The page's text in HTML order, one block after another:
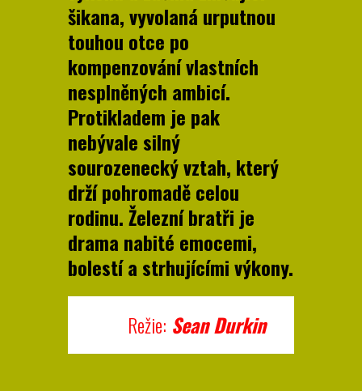
šikana, vyvolaná urputnou
touhou otce po
kompenzování vlastních
nesplněných ambicí.
Protikladem je pak
nebývale silný
sourozenecký vztah, který
drží pohromadě celou
rodinu. Železní bratři je
drama nabité emocemi,
bolestí a strhujícími výkony.
Režie: Sean Durkin